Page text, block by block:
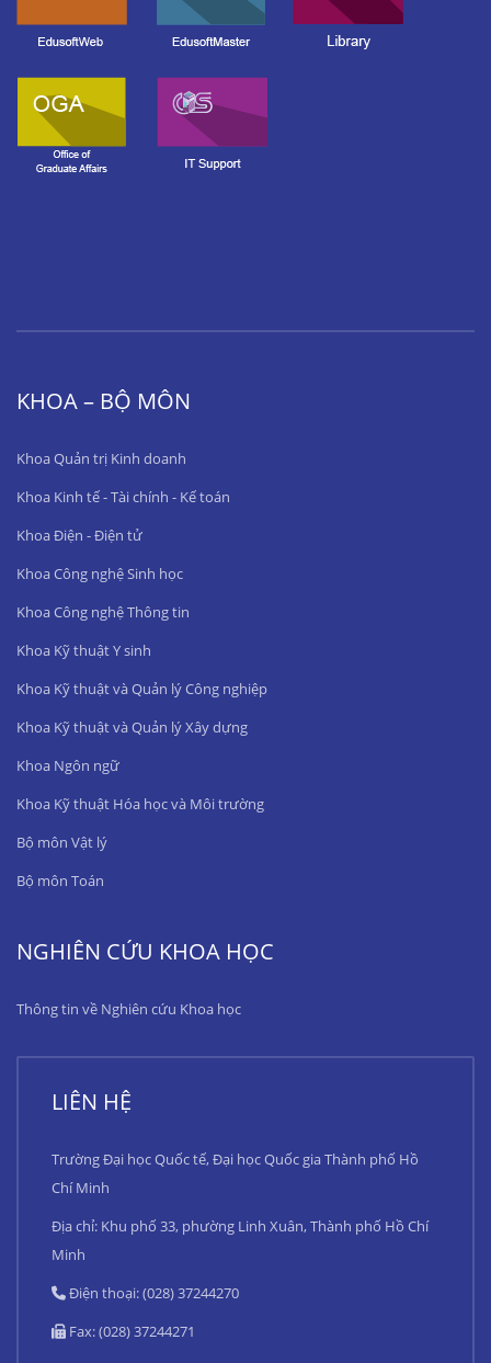
KHOA – BỘ MÔN
Khoa Quản trị Kinh doanh
Khoa Kinh tế - Tài chính - Kế toán
Khoa Điện - Điện tử
Khoa Công nghệ Sinh học
Khoa Công nghệ Thông tin
Khoa Kỹ thuật Y sinh
Khoa Kỹ thuật và Quản lý Công nghiệp
Khoa Kỹ thuật và Quản lý Xây dựng
Khoa Ngôn ngữ
Khoa Kỹ thuật Hóa học và Môi trường
Bộ môn Vật lý
Bộ môn Toán
NGHIÊN CỨU KHOA HỌC
Thông tin về Nghiên cứu Khoa học
LIÊN HỆ
Trường Đại học Quốc tế, Đại học Quốc gia Thành phố Hồ
Chí Minh
Địa chỉ: Khu phố 33, phường Linh Xuân, Thành phố Hồ Chí
Minh
Điện thoại: (028) 37244270
Fax: (028) 37244271